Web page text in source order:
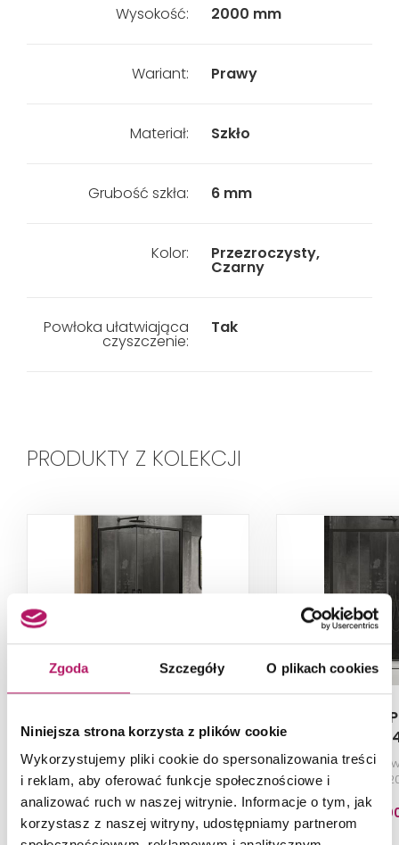
Zgoda Szczegóły O plikach cookies
Niniejsza strona korzysta z plików cookie
Wykorzystujemy pliki cookie do spersonalizowania treści
i reklam, aby oferować funkcje społecznościowe i
analizować ruch w naszej witrynie. Informacje o tym, jak
korzystasz z naszej witryny, udostępniamy partnerom
Wysokość: 2000 mm
Wariant: Prawy
Materiał: Szkło
Grubość szkła: 6 mm
Kolor: Przezroczysty,
Czarny
Powłoka ułatwiająca
czyszczenie:
Tak
PRODUKTY Z KOLEKCJI
D-0312A/D-0313A
Kabina prysznicowa, podwójne
drzwi, szkło przezroczyste, profile
czarne, 80x80x200 cm
3 372,00 PLN
New Trendy
D-
Drzwi
przesuwne,
3